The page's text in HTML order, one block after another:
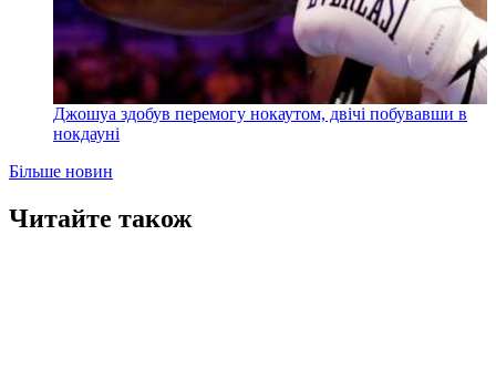
Джошуа здобув перемогу нокаутом, двічі побувавши в
нокдауні
Більше новин
Читайте також